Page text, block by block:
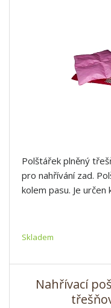
Polštářek plněný
pro nahřívání zad.
kolem pasu. Je
Skladem
Nahřívací